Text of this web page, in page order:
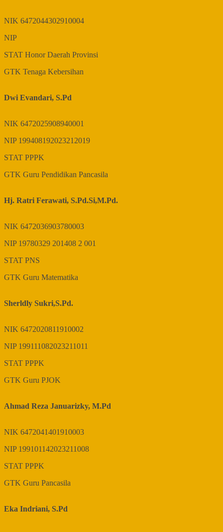
NIK 6472044302910004
NIP
STAT Honor Daerah Provinsi
GTK Tenaga Kebersihan
Dwi Evandari, S.Pd
NIK 6472025908940001
NIP 199408192023212019
STAT PPPK
GTK Guru Pendidikan Pancasila
Hj. Ratri Ferawati, S.Pd.Si,M.Pd.
NIK 6472036903780003
NIP 19780329 201408 2 001
STAT PNS
GTK Guru Matematika
Sherldly Sukri,S.Pd.
NIK 6472020811910002
NIP 199111082023211011
STAT PPPK
GTK Guru PJOK
Ahmad Reza Januarizky, M.Pd
NIK 6472041401910003
NIP 199101142023211008
STAT PPPK
GTK Guru Pancasila
Eka Indriani, S.Pd